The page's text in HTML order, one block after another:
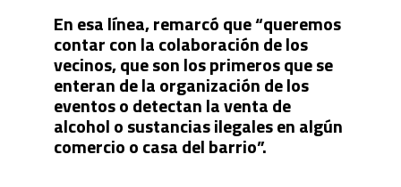
En esa línea, remarcó que “queremos
contar con la colaboración de los
vecinos, que son los primeros que se
enteran de la organización de los
eventos o detectan la venta de
alcohol o sustancias ilegales en algún
comercio o casa del barrio”.